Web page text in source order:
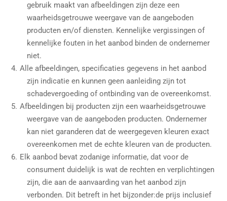
gebruik maakt van afbeeldingen zijn deze een
waarheidsgetrouwe weergave van de aangeboden
producten en/of diensten. Kennelijke vergissingen of
kennelijke fouten in het aanbod binden de ondernemer
niet.
Alle afbeeldingen, specificaties gegevens in het aanbod
zijn indicatie en kunnen geen aanleiding zijn tot
schadevergoeding of ontbinding van de overeenkomst.
Afbeeldingen bij producten zijn een waarheidsgetrouwe
weergave van de aangeboden producten. Ondernemer
kan niet garanderen dat de weergegeven kleuren exact
overeenkomen met de echte kleuren van de producten.
Elk aanbod bevat zodanige informatie, dat voor de
consument duidelijk is wat de rechten en verplichtingen
zijn, die aan de aanvaarding van het aanbod zijn
verbonden. Dit betreft in het bijzonder:de prijs inclusief